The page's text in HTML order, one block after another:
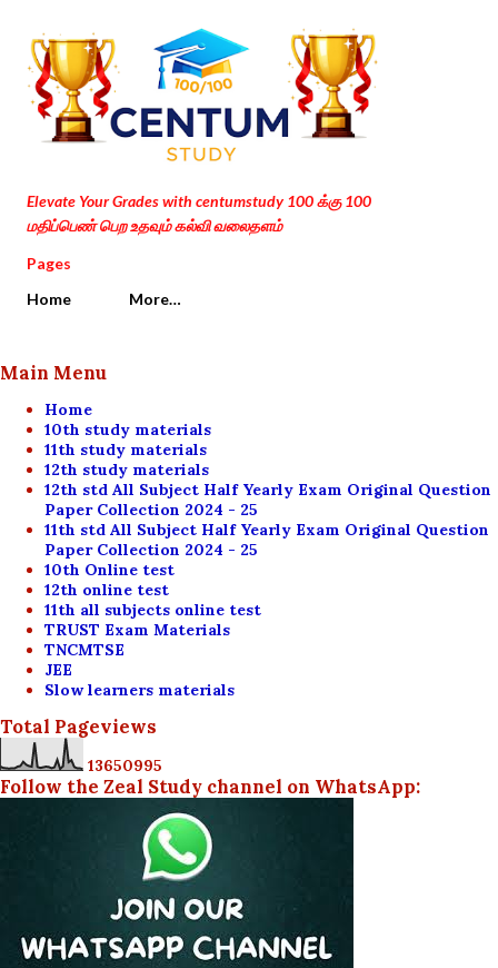
Skip to main content
Elevate Your Grades with centumstudy 100 க்கு 100
மதிப்பெண் பெற உதவும் கல்வி வலைதளம்
Pages
Home
More…
Main Menu
Home
10th study materials
11th study materials
12th study materials
12th std All Subject Half Yearly Exam Original Question
Paper Collection 2024 - 25
11th std All Subject Half Yearly Exam Original Question
Paper Collection 2024 - 25
10th Online test
12th online test
11th all subjects online test
TRUST Exam Materials
TNCMTSE
JEE
Slow learners materials
Total Pageviews
13650995
Follow the Zeal Study channel on WhatsApp: